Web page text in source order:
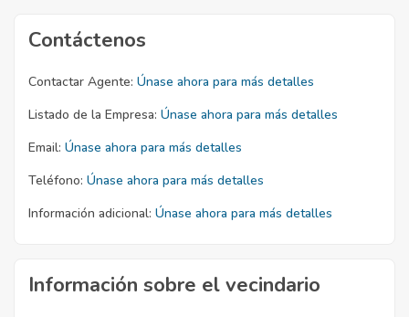
Contáctenos
Contactar Agente: Únase ahora para más detalles
Listado de la Empresa: Únase ahora para más detalles
Email: Únase ahora para más detalles
Teléfono: Únase ahora para más detalles
Información adicional: Únase ahora para más detalles
Información sobre el vecindario